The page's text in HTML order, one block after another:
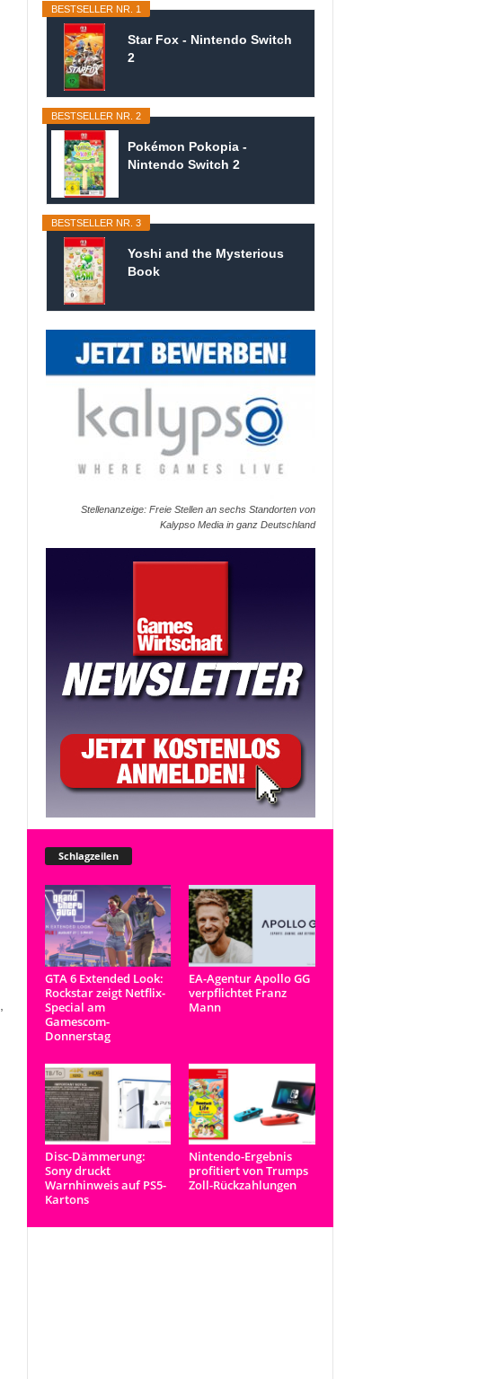
BESTSELLER NR. 1
Star Fox - Nintendo Switch
2
BESTSELLER NR. 2
Pokémon Pokopia -
Nintendo Switch 2
BESTSELLER NR. 3
Yoshi and the Mysterious
Book
Stellenanzeige: Freie Stellen an sechs Standorten von
Kalypso Media in ganz Deutschland
Schlagzeilen
GTA 6 Extended Look:
Rockstar zeigt Netflix-
Special am
Gamescom-
Donnerstag
EA-Agentur Apollo GG
verpflichtet Franz
Mann
Disc-Dämmerung:
Sony druckt
Warnhinweis auf PS5-
Kartons
Nintendo-Ergebnis
profitiert von Trumps
Zoll-Rückzahlungen